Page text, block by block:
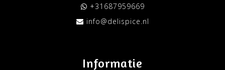
+31687959669
info@delispice.nl
Informatie